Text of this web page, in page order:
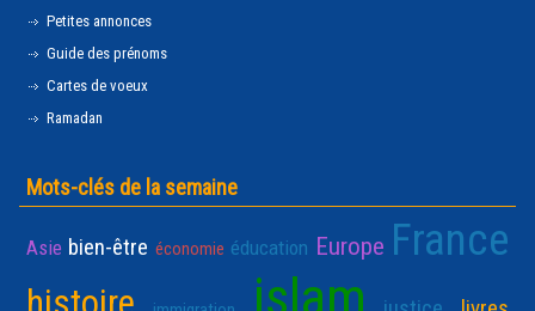
Petites annonces
Guide des prénoms
Cartes de voeux
Ramadan
Mots-clés de la semaine
Asie bien-être économie éducation Europe France
islam